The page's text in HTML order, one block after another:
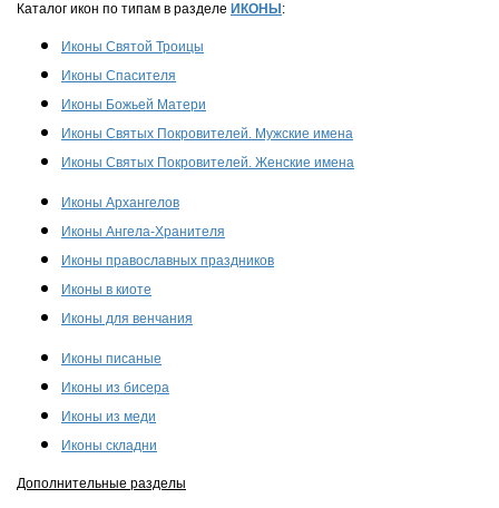
Каталог икон по типам в разделе ИКОНЫ :
Иконы Святой Троицы
Иконы Спасителя
Иконы Божьей Матери
Иконы Святых Покровителей. Мужские имена
Иконы Святых Покровителей. Женские имена
Иконы Архангелов
Иконы Ангела-Хранителя
Иконы православных праздников
Иконы в киоте
Иконы для венчания
Иконы писаные
Иконы из бисера
Иконы из меди
Иконы складни
Дополнительные разделы